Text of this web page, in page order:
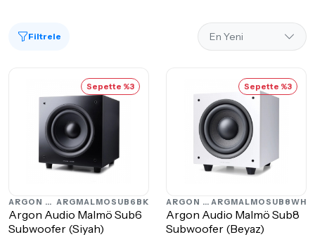
Filtrele
Sepette %3
ARGON AUDIO ARGMALMOSUB6BK
Argon Audio Malmö Sub6
Subwoofer (Siyah)
Sepette %3
ARGON AUDIO ARGMALMOSUB8WH
Argon Audio Malmö Sub8
Subwoofer (Beyaz)